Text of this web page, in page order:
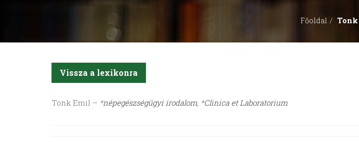
Főoldal
Vissza a lexikonra
Tonk Emil – *népegészségügyi irodalom, *Clinica et Laboratorium